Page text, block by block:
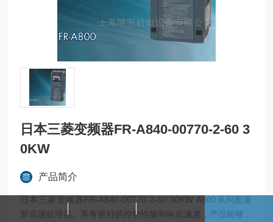
日本三菱变频器FR-A840-00770-2-60 3
0KW
产品简介
日本三菱变频器FR-A840-00770-2-60 30KW A800系列配备
新高速处理器。具有更好的控制性能和响应速度，产品能够在